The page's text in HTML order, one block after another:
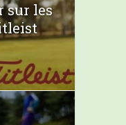
sur les